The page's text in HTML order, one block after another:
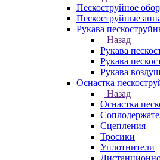
Пескоструйное
Пескоструйные
Рукава
Назад
Рукава
Рукава
Рукава
Оснастка
Назад
Оснастка
Сцепления
Тросики
Уплотнители